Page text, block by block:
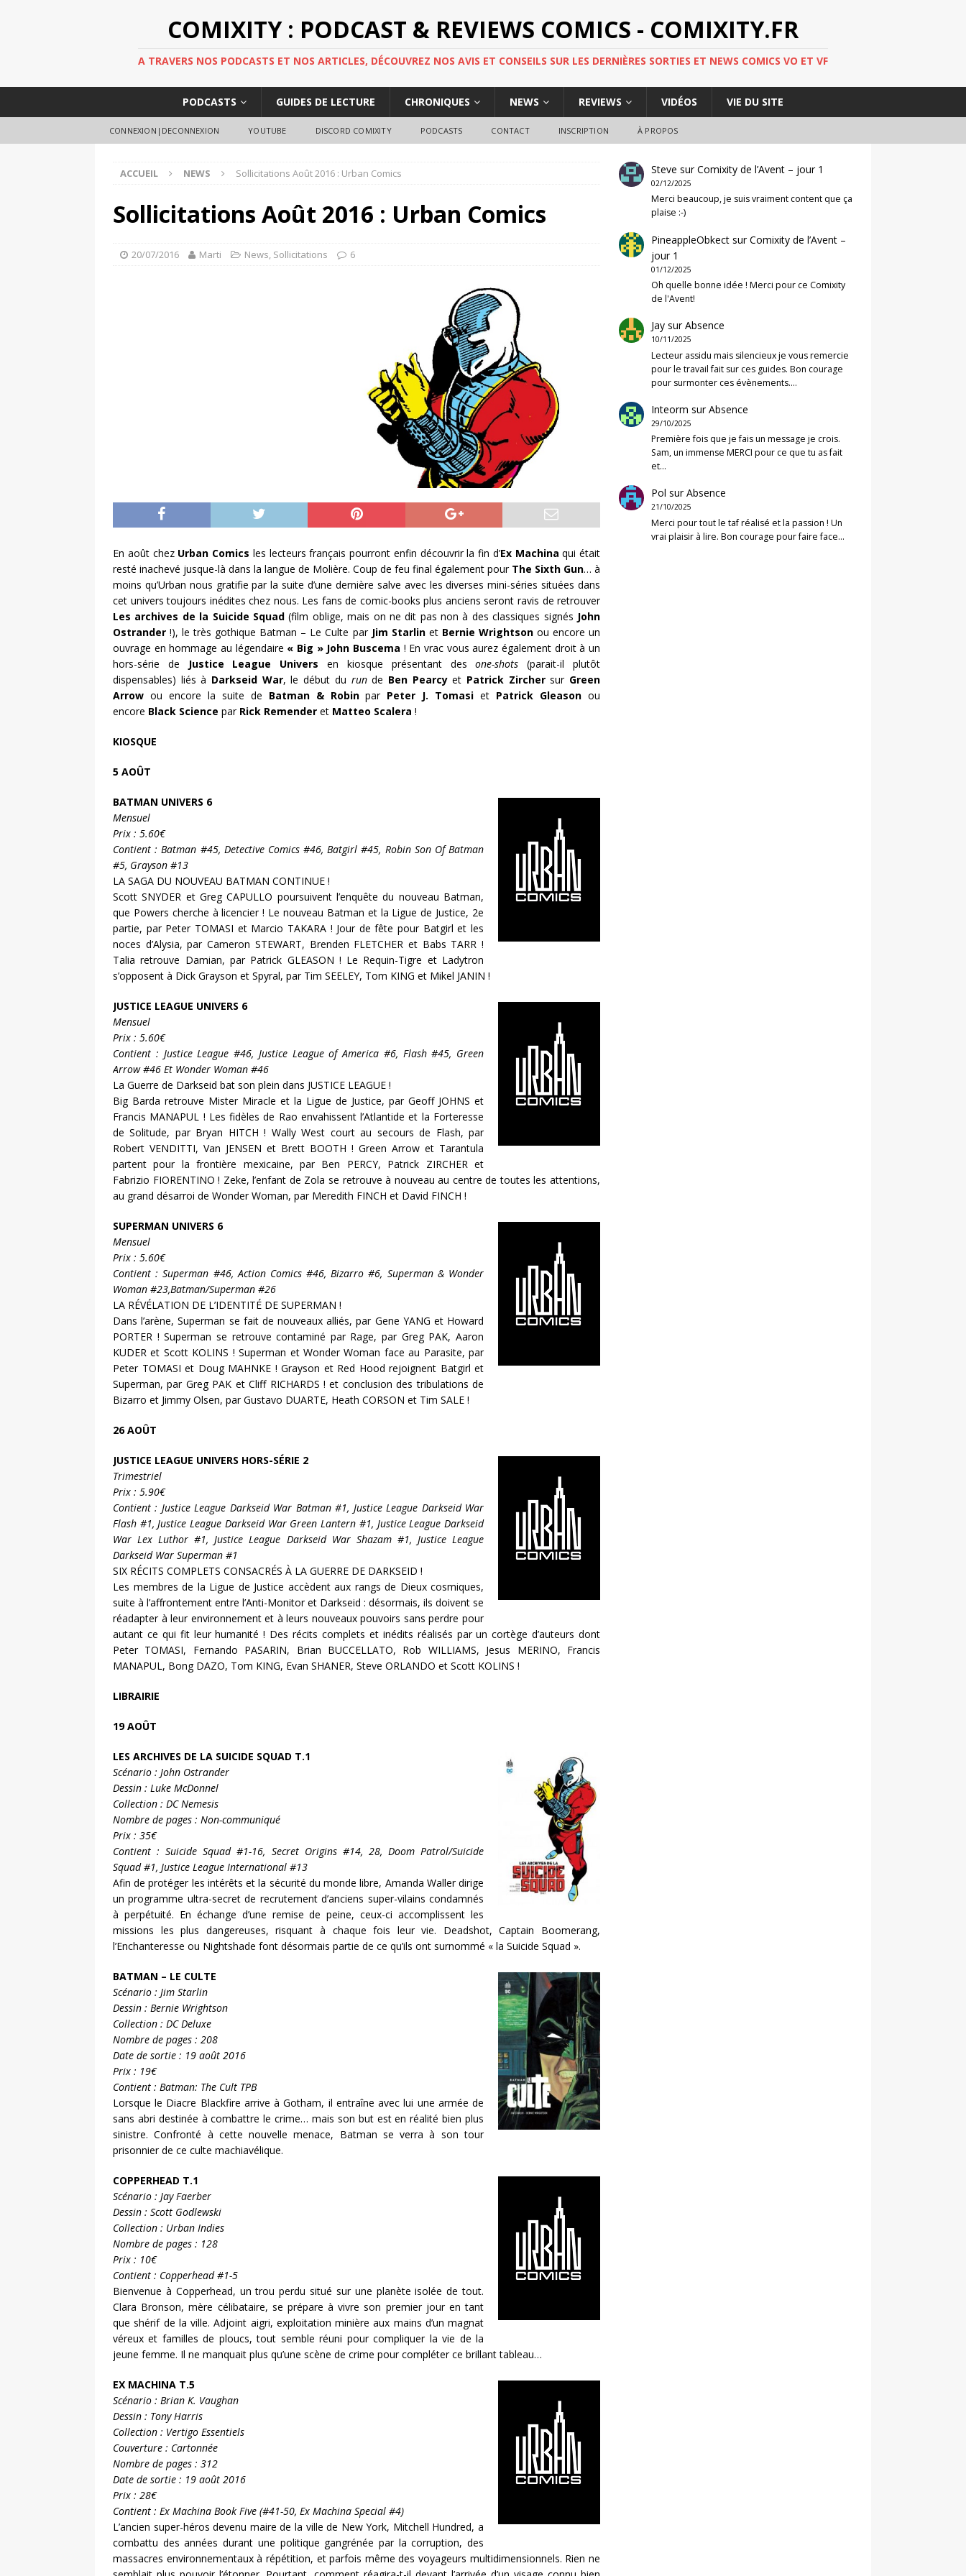
COMIXITY : PODCAST & REVIEWS COMICS - COMIXITY.FR
A TRAVERS NOS PODCASTS ET NOS ARTICLES, DÉCOUVREZ NOS AVIS ET CONSEILS SUR LES DERNIÈRES SORTIES ET NEWS COMICS VO ET VF
PODCASTS GUIDES DE LECTURE CHRONIQUES NEWS REVIEWS VIDÉOS VIE DU SITE
CONNEXION|DECONNEXION YOUTUBE DISCORD COMIXITY PODCASTS CONTACT INSCRIPTION À PROPOS
ACCUEIL NEWS Sollicitations Août 2016 : Urban Comics
Sollicitations Août 2016 : Urban Comics
20/07/2016 Marti News, Sollicitations 6
En août chez Urban Comics les lecteurs français pourront enfin découvrir la fin d’Ex Machina qui était
resté inachevé jusque-là dans la langue de Molière. Coup de feu final également pour The Sixth Gun… à
moins qu’Urban nous gratifie par la suite d’une dernière salve avec les diverses mini-séries situées dans
cet univers toujours inédites chez nous. Les fans de comic-books plus anciens seront ravis de retrouver
Les archives de la Suicide Squad(film oblige, mais on ne dit pas non à des classiques signés John
Ostrander !), le très gothique Batman – Le Culte par Jim Starlin et Bernie Wrightson ou encore un
ouvrage en hommage au légendaire « Big » John Buscema ! En vrac vous aurez également droit à un
hors-série de
Justice League Univers en kiosque présentant des one-shots (parait-il plutôt
dispensables) liés à Darkseid War, le début du runde Ben Pearcyet Patrick Zirchersur Green
Arrow ou encore la suite de Batman & Robinpar Peter J. Tomasi et Patrick Gleason ou
encore Black Science parRick Remender et Matteo Scalera !
KIOSQUE
5 AOÛT
BATMAN UNIVERS 6
Mensuel
Prix : 5.60€
Contient : Batman #45, Detective Comics #46, Batgirl #45, Robin Son Of Batman
#5, Grayson #13
LA SAGA DU NOUVEAU BATMAN CONTINUE !
Scott SNYDER et Greg CAPULLO poursuivent l’enquête du nouveau Batman,
que Powers cherche à licencier ! Le nouveau Batman et la Ligue de Justice, 2e
partie, par Peter TOMASI et Marcio TAKARA ! Jour de fête pour Batgirl et les
noces d’Alysia, par Cameron STEWART, Brenden FLETCHER et Babs TARR !
Talia retrouve Damian, par Patrick GLEASON ! Le Requin-Tigre et Ladytron
s’opposent à Dick Grayson et Spyral, par Tim SEELEY, Tom KING et Mikel JANIN !
JUSTICE LEAGUE UNIVERS 6
Mensuel
Prix : 5.60€
Contient : Justice League #46, Justice League of America #6, Flash #45, Green
Arrow #46 Et Wonder Woman #46
La Guerre de Darkseid bat son plein dans JUSTICE LEAGUE !
Big Barda retrouve Mister Miracle et la Ligue de Justice, par Geoff JOHNS et
Francis MANAPUL ! Les fidèles de Rao envahissent l’Atlantide et la Forteresse
de Solitude, par Bryan HITCH ! Wally West court au secours de Flash, par
Robert VENDITTI, Van JENSEN et Brett BOOTH ! Green Arrow et Tarantula
partent pour la frontière mexicaine, par Ben PERCY, Patrick ZIRCHER et
Fabrizio FIORENTINO ! Zeke, l’enfant de Zola se retrouve à nouveau au centre de toutes les attentions,
au grand désarroi de Wonder Woman, par Meredith FINCH et David FINCH !
SUPERMAN UNIVERS 6
Mensuel
Prix : 5.60€
Contient : Superman #46, Action Comics #46, Bizarro #6, Superman & Wonder
Woman #23,Batman/Superman #26
LA RÉVÉLATION DE L’IDENTITÉ DE SUPERMAN !
Dans l’arène, Superman se fait de nouveaux alliés, par Gene YANG et Howard
PORTER ! Superman se retrouve contaminé par Rage, par Greg PAK, Aaron
KUDER et Scott KOLINS ! Superman et Wonder Woman face au Parasite, par
Peter TOMASI et Doug MAHNKE ! Grayson et Red Hood rejoignent Batgirl et
Superman, par Greg PAK et Cliff RICHARDS ! et conclusion des tribulations de
Bizarro et Jimmy Olsen, par Gustavo DUARTE, Heath CORSON et Tim SALE !
26 AOÛT
JUSTICE LEAGUE UNIVERS HORS-SÉRIE 2
Trimestriel
Prix : 5.90€
Contient : Justice League Darkseid War Batman #1, Justice League Darkseid War
Flash #1, Justice League Darkseid War Green Lantern #1, Justice League Darkseid
War Lex Luthor #1, Justice League Darkseid War Shazam #1, Justice League
Darkseid War Superman #1
SIX RÉCITS COMPLETS CONSACRÉS À LA GUERRE DE DARKSEID !
Les membres de la Ligue de Justice accèdent aux rangs de Dieux cosmiques,
suite à l’affrontement entre l’Anti-Monitor et Darkseid : désormais, ils doivent se
réadapter à leur environnement et à leurs nouveaux pouvoirs sans perdre pour
autant ce qui fit leur humanité ! Des récits complets et inédits réalisés par un cortège d’auteurs dont
Peter TOMASI, Fernando PASARIN, Brian BUCCELLATO, Rob WILLIAMS, Jesus MERINO, Francis
MANAPUL, Bong DAZO, Tom KING, Evan SHANER, Steve ORLANDO et Scott KOLINS !
LIBRAIRIE
19 AOÛT
LES ARCHIVES DE LA SUICIDE SQUAD T.1
Scénario : John Ostrander
Dessin : Luke McDonnel
Collection : DC Nemesis
Nombre de pages : Non-communiqué
Prix : 35€
Contient : Suicide Squad #1-16, Secret Origins #14, 28, Doom Patrol/Suicide
Squad #1, Justice League International #13
Afin de protéger les intérêts et la sécurité du monde libre, Amanda Waller dirige
un programme ultra-secret de recrutement d’anciens super-vilains condamnés
à perpétuité. En échange d’une remise de peine, ceux-ci accomplissent les
missions les plus dangereuses, risquant à chaque fois leur vie. Deadshot, Captain Boomerang,
l’Enchanteresse ou Nightshade font désormais partie de ce qu’ils ont surnommé « la Suicide Squad ».
BATMAN – LE CULTE
Scénario : Jim Starlin
Dessin : Bernie Wrightson
Collection : DC Deluxe
Nombre de pages : 208
Date de sortie : 19 août 2016
Prix : 19€
Contient : Batman: The Cult TPB
Lorsque le Diacre Blackfire arrive à Gotham, il entraîne avec lui une armée de
sans abri destinée à combattre le crime… mais son but est en réalité bien plus
sinistre. Confronté à cette nouvelle menace, Batman se verra à son tour
prisonnier de ce culte machiavélique.
COPPERHEAD T.1
Scénario : Jay Faerber
Dessin : Scott Godlewski
Collection : Urban Indies
Nombre de pages : 128
Prix : 10€
Contient : Copperhead #1-5
Bienvenue à Copperhead, un trou perdu situé sur une planète isolée de tout.
Clara Bronson, mère célibataire, se prépare à vivre son premier jour en tant
que shérif de la ville. Adjoint aigri, exploitation minière aux mains d’un magnat
véreux et familles de ploucs, tout semble réuni pour compliquer la vie de la
jeune femme. Il ne manquait plus qu’une scène de crime pour compléter ce brillant tableau…
EX MACHINA T.5
Scénario : Brian K. Vaughan
Dessin : Tony Harris
Collection : Vertigo Essentiels
Couverture : Cartonnée
Nombre de pages : 312
Date de sortie : 19 août 2016
Prix : 28€
Contient : Ex Machina Book Five (#41-50, Ex Machina Special #4)
L’ancien super-héros devenu maire de la ville de New York, Mitchell Hundred, a
combattu des années durant une politique gangrénée par la corruption, des
massacres environnementaux à répétition, et parfois même des voyageurs multidimensionnels. Rien ne
Steve surComixity de l’Avent – jour 1
02/12/2025
Merci beaucoup, je suis vraiment content que ça
plaise :-)
PineappleObkect surComixity de l’Avent –
jour 1
01/12/2025
Oh quelle bonne idée ! Merci pour ce Comixity
de l'Avent!
Jay surAbsence
10/11/2025
Lecteur assidu mais silencieux je vous remercie
pour le travail fait sur ces guides. Bon courage
pour surmonter ces évènements.…
Inteorm surAbsence
29/10/2025
Première fois que je fais un message je crois.
Sam, un immense MERCI pour ce que tu as fait
et…
Pol surAbsence
21/10/2025
Merci pour tout le taf réalisé et la passion ! Un
vrai plaisir à lire. Bon courage pour faire face…